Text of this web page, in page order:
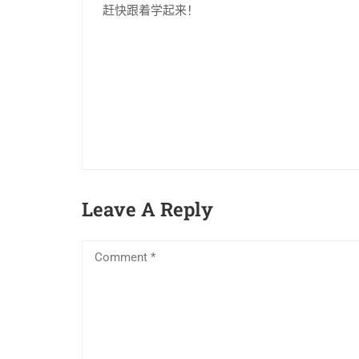
赶快跟着学起来！
Leave A Reply